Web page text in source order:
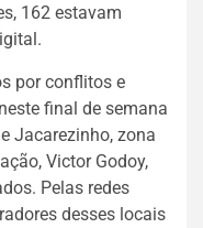
162 estavam
por conflitos e
final de semana
Jacarezinho, zona
Victor Godoy,
Pelas redes
desses locais